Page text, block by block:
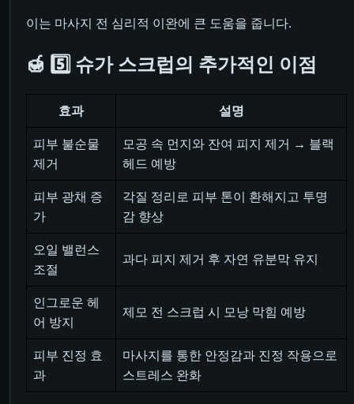
이는 마사지 전 심리적 이완에 큰 도움을 줍니다.
🍯 5️⃣ 슈가 스크럽의 추가적인 이점
효과
설명
피부 불순물
제거
모공 속 먼지와 잔여 피지 제거 → 블랙
헤드 예방
피부 광채 증
가
각질 정리로 피부 톤이 환해지고 투명
감 향상
오일 밸런스
조절
과다 피지 제거 후 자연 유분막 유지
인그로운 헤
어 방지
제모 전 스크럽 시 모낭 막힘 예방
피부 진정 효
과
마사지를 통한 안정감과 진정 작용으로
스트레스 완화